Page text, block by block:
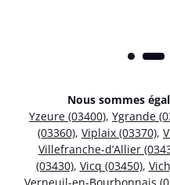
Nous sommes
Yzeure (03400), Ygrande
(03360), Viplaix (03370),
Villefranche-d’Allier
(03430), Vicq (03450),